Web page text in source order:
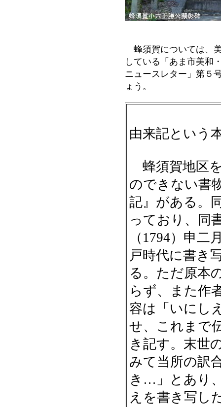
蜂須賀については、
している「あま市美
ニュースレター」第５
ょう。
由来記という
蜂須賀地区
のできない書
記』がある。
っており、同
（1794）申
戸時代に書き
る。ただ原本
らず、また作
容は「いにし
せ、これまで
き記す。末世
みて当所の訳
き…」とあり
えを書き写し